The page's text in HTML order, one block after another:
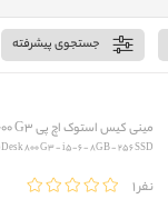
جستجوی پیشرفته
مینی کیس استوک اچ پی HP ProDesk 600 G3
800 G3 - i5-6 - 8GB - 256 SSD...
1 نفر